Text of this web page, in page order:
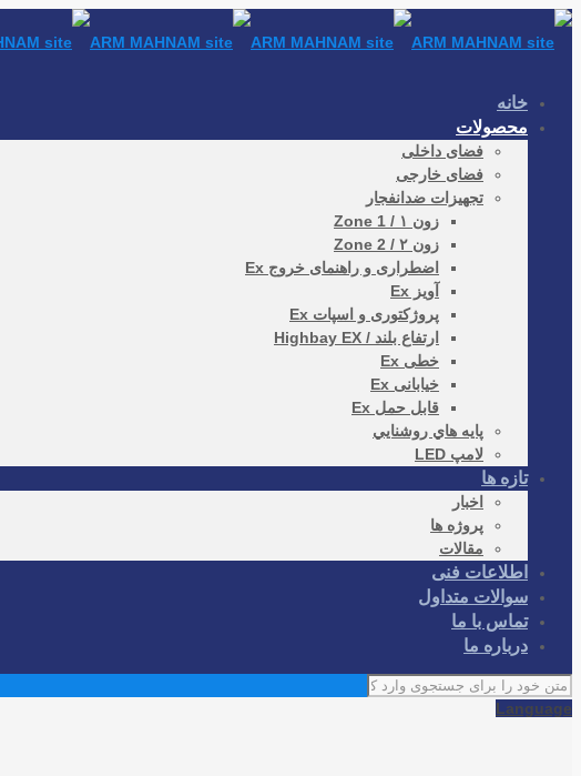
خانه
محصولات
فضای داخلی
فضای خارجی
تجهیزات ضدانفجار
زون ۱ / Zone 1
زون ۲ / Zone 2
اضطراری و راهنمای خروج Ex
آویز Ex
پروژکتوری و اسپات Ex
ارتفاع بلند / Highbay EX
خطی Ex
خیابانی Ex
قابل حمل Ex
پايه هاي روشنايي
لامپ LED
تازه ها
اخبار
پروژه ها
مقالات
اطلاعات فنی
سوالات متداول
تماس با ما
درباره ما
Language